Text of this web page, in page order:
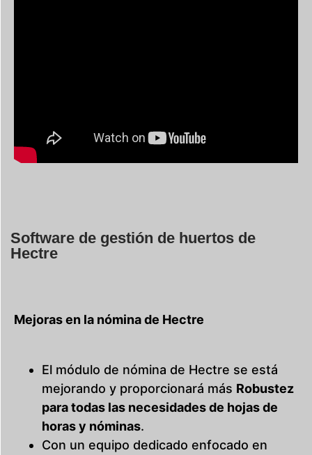
Software de gestión de huertos de
Hectre
Mejoras en la nómina de Hectre
El módulo de nómina de Hectre se está
mejorando y proporcionará más Robustez
para todas las necesidades de hojas de
horas y nóminas.
Con un equipo dedicado enfocado en